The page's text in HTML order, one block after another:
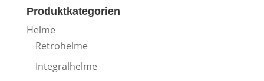
Produktkategorien
Helme
Retrohelme
Integralhelme